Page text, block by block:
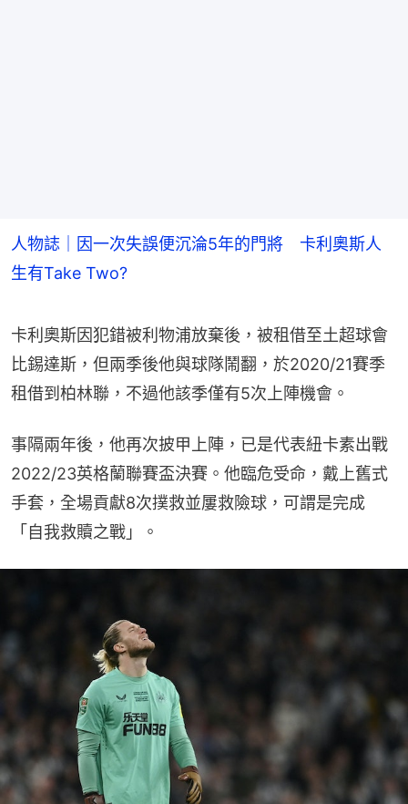
人物誌｜因一次失誤便沉淪5年的門將 卡利奧斯人
生有Take Two?
卡利奧斯因犯錯被利物浦放棄後，被租借至土超球會
比錫達斯，但兩季後他與球隊鬧翻，於2020/21賽季
租借到柏林聯，不過他該季僅有5次上陣機會。
事隔兩年後，他再次披甲上陣，已是代表紐卡素出戰
2022/23英格蘭聯賽盃決賽。他臨危受命，戴上舊式
手套，全場貢獻8次撲救並屢救險球，可謂是完成
「自我救贖之戰」。